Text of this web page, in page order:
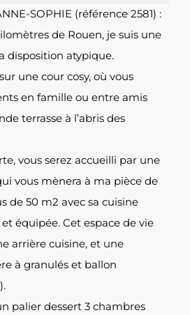
SOPHIE (référence 2581) :
de Rouen, je suis une
disposition atypique.
une cour cosy, où vous
en famille ou entre amis
terrasse à l’abris des
vous serez accueilli par une
vous mènera à ma pièce de
de 50 m2 avec sa cuisine
équipée. Cet espace de vie
arrière cuisine, et une
à granulés et ballon
palier dessert 3 chambres